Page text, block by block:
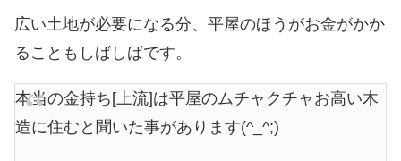
広い土地が必要になる分、平屋のほうがお金がかか
ることもしばしばです。
本当の金持ち[上流]は平屋のムチャクチャお高い木
造に住むと聞いた事があります(^_^;)